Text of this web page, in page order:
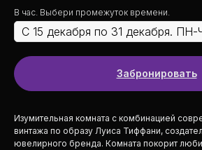
В час. Выбери промежуток времени.
Забронировать
Изумительная комната с комбинацией
винтажа по образу Луиса Тиффани,
ювелирного бренда. Комната покорит